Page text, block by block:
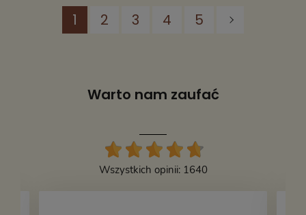
1 2 3 4 5
Warto nam zaufać
Wszystkich opinii: 1640